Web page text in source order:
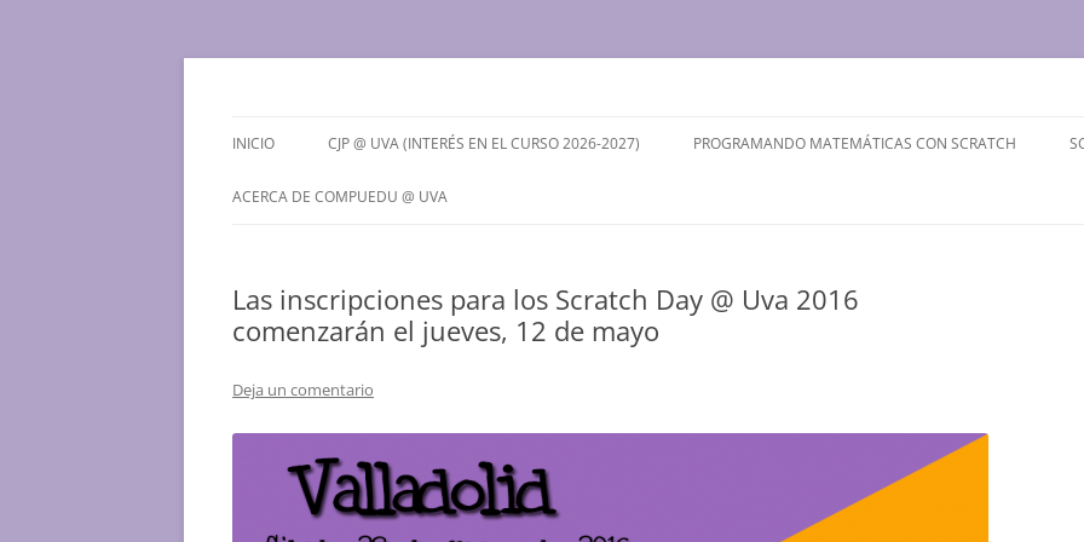
Saltar
INICIO CJP @ UVA (INTERÉS EN EL CURSO 2026-2027)
¿QUÉ ES EL CJP @ UVA?
PROGRAMANDO MATEMÁTICAS CON SCRATCH
ACERCA DE COMPUEDU @ UVA
CONTACTO
Las inscripciones para los Scratch Day @ Uva 2016
comenzarán el jueves, 12 de mayo
Deja un comentario